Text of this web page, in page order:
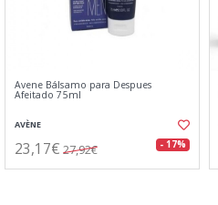
Avene Bálsamo para Despues
Afeitado 75ml
AVÈNE
23,17€ 27,92€ - 17%